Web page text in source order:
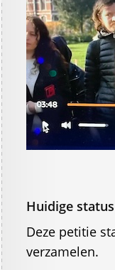
Huidige status
Deze petitie
verzamelen.